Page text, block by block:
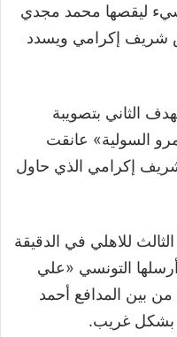
ليقصها محمد مجدي
شريف إكرامي ويسدد
الهدف الثاني بتصويبة
السولية» عانقت
إكرامي الذي حاول
للاهلي في الدقيقة
أرسلها التونسي «علي
بين المدافع أحمد
بشكل غريب.